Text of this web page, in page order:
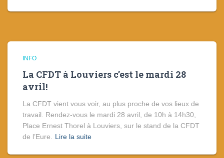
INFO
La CFDT à Louviers c’est le mardi 28
avril!
La CFDT vient vous voir, au plus proche de vos lieux de
travail. Rendez-vous le mardi 28 avril, de 10h à 14h30,
Place Ernest Thorel à Louviers, sur le stand de la CFDT
de l’Eure.
Lire la suite